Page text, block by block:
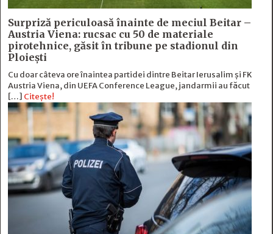
Surpriză periculoasă înainte de meciul Beitar –
Austria Viena: rucsac cu 50 de materiale
pirotehnice, găsit în tribune pe stadionul din
Ploiești
Cu doar câteva ore înaintea partidei dintre Beitar Ierusalim și FK
Austria Viena, din UEFA Conference League, jandarmii au făcut
[…] Citește!